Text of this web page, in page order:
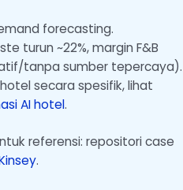
forecasting.
turun ~22%, margin F&B
tanpa sumber tepercaya).
secara spesifik, lihat
AI hotel.
referensi: repositori case
.